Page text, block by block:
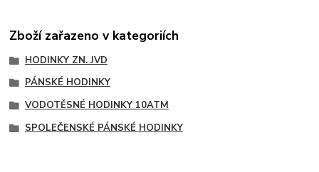
Zboží zařazeno v kategoriích
HODINKY ZN. JVD
PÁNSKÉ HODINKY
VODOTĚSNÉ HODINKY 10ATM
SPOLEČENSKÉ PÁNSKÉ HODINKY